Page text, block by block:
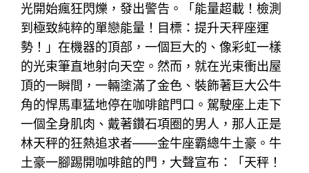
光開始瘋狂閃爍，發出警告。「能量超載！檢測
到極致純粹的單戀能量！目標：提升天秤座運
勢！」在機器的頂部，一個巨大的、像彩虹一樣
的光束筆直地射向天空。然而，就在光束衝出屋
頂的一瞬間，一輛塗滿了金色、裝飾著巨大公牛
角的悍馬車猛地停在咖啡館門口。駕駛座上走下
一個全身肌肉、戴著鑽石項圈的男人，那人正是
林天秤的狂熱追求者——金牛座霸總牛土豪。牛
土豪一腳踢開咖啡館的門，大聲宣布：「天秤！